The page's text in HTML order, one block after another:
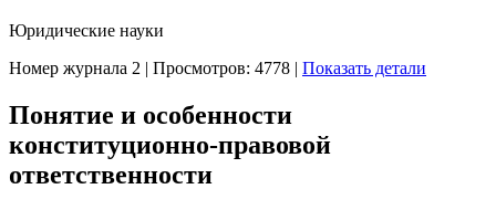
Юридические науки
Номер журнала 2 | Просмотров: 4778 | Показать детали
Понятие и особенности
конституционно-правовой
ответственности